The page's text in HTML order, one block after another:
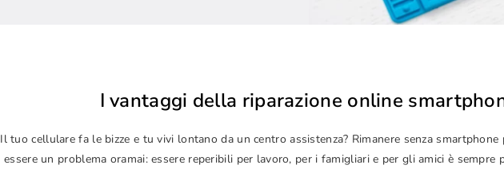
I vantaggi della riparazione online
Il tuo cellulare fa le bizze e tu vivi lontano da un centro assistenza? Rimanere senza
essere un problema oramai: essere reperibili per lavoro, per i famigliari e per gli amici è sempre